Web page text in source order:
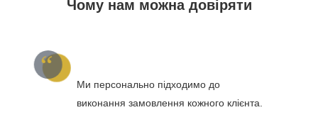
Чому нам можна довіряти
Ми персонально підходимо до
виконання замовлення кожного клієнта.